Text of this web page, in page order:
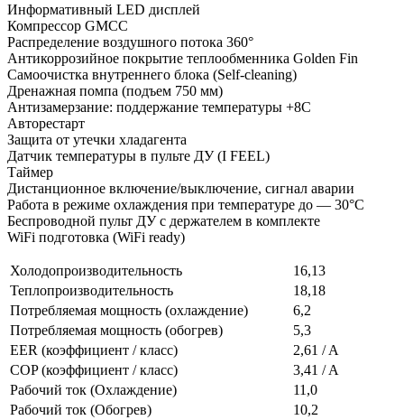
Информативный LED дисплей
Компрессор GMCC
Распределение воздушного потока 360°
Антикоррозийное покрытие теплообменника Golden Fin
Самоочистка внутреннего блока (Self-cleaning)
Дренажная помпа (подъем 750 мм)
Антизамерзание: поддержание температуры +8С
Авторестарт
Защита от утечки хладагента
Датчик температуры в пульте ДУ (I FEEL)
Таймер
Дистанционное включение/выключение, сигнал аварии
Работа в режиме охлаждения при температуре до — 30°C
Беспроводной пульт ДУ с держателем в комплекте
WiFi подготовка (WiFi ready)
Холодопроизводительность
16,13
Теплопроизводительность
18,18
Потребляемая мощность (охлаждение)
6,2
Потребляемая мощность (обогрев)
5,3
EER (коэффициент / класс)
2,61 / A
COP (коэффициент / класс)
3,41 / A
Рабочий ток (Охлаждение)
11,0
Рабочий ток (Обогрев)
10,2